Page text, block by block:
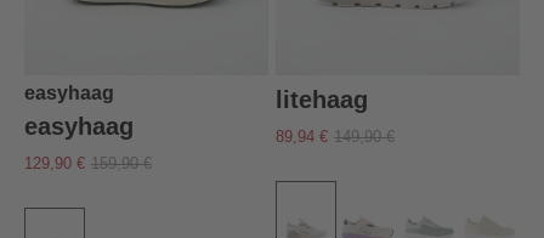
easyhaag
easyhaag
129,90 € 159,90 €
litehaag
89,94 € 149,90 €